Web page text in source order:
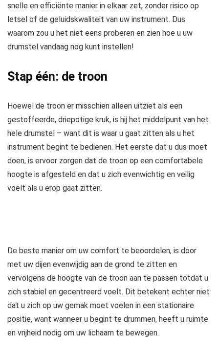
snelle en efficiënte manier in elkaar zet, zonder risico op
letsel of de geluidskwaliteit van uw instrument. Dus
waarom zou u het niet eens proberen en zien hoe u uw
drumstel vandaag nog kunt instellen!
Stap één: de troon
Hoewel de troon er misschien alleen uitziet als een
gestoffeerde, driepotige kruk, is hij het middelpunt van het
hele drumstel – want dit is waar u gaat zitten als u het
instrument begint te bedienen. Het eerste dat u dus moet
doen, is ervoor zorgen dat de troon op een comfortabele
hoogte is afgesteld en dat u zich evenwichtig en veilig
voelt als u erop gaat zitten.
De beste manier om uw comfort te beoordelen, is door
met uw dijen evenwijdig aan de grond te zitten en
vervolgens de hoogte van de troon aan te passen totdat u
zich stabiel en gecentreerd voelt. Dit betekent echter niet
dat u zich op uw gemak moet voelen in een stationaire
positie, want wanneer u begint te drummen, heeft u ruimte
en vrijheid nodig om uw lichaam te bewegen.